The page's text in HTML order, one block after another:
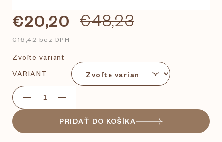
€48,23
€20,20
€16,42 bez DPH
Zvoľte variant
VARIANT
PRIDAŤ DO KOŠÍKA